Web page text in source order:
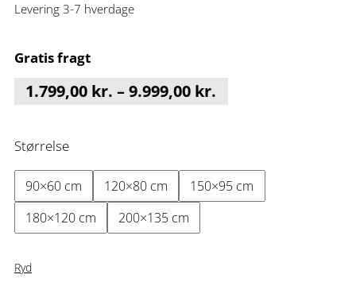
Levering 3-7 hverdage
Gratis fragt
1.799,00 kr. –9.999,00 kr.
Størrelse
90×60 cm 120×80 cm
150×95 cm
180×120 cm
200×135 cm
Ryd